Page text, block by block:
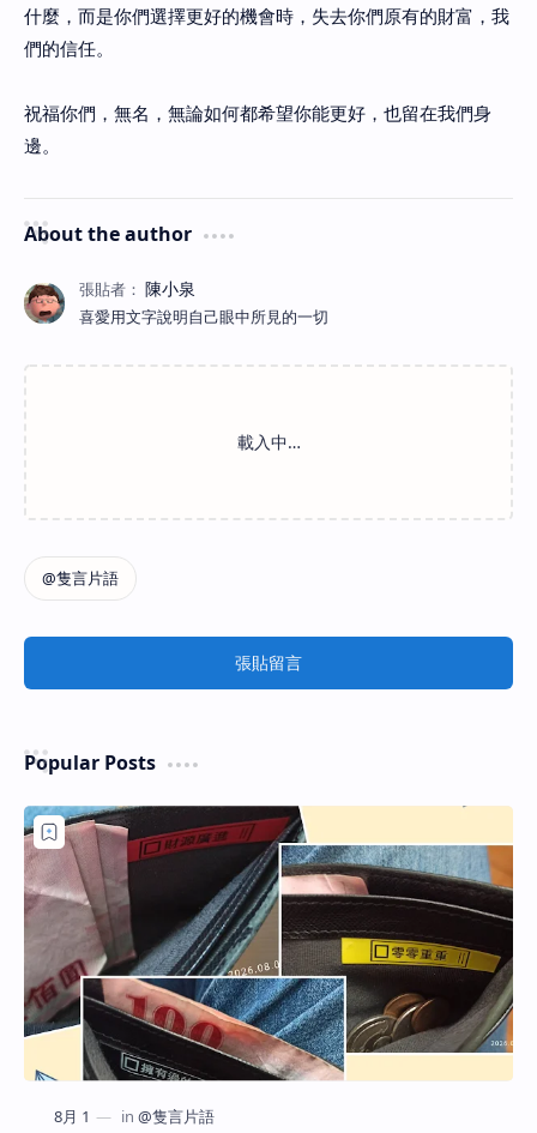
什麼，而是你們選擇更好的機會時，失去你們原有的財富，我
們的信任。
祝福你們，無名，無論如何都希望你能更好，也留在我們身
邊。
About the author
喜愛用文字說明自己眼中所見的一切
張貼留言
Popular Posts